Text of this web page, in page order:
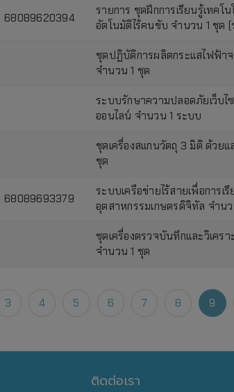
68089620394
รายการ ชุดฝึกการเรียนรู้เทคโ
อัตโนมัติไร้คนขับ จำนวน 1 ชุด (
ชุดปฏิบัติการผลิตกระแสไฟฟ้า
จำนวน 1 ชุด
ระบบรักษาความปลอดภัยเว็บไ
ออนไลน์ จำนวน 1 ระบบ
ชุดเครื่องสแกนวัตถุ 3 มิติ ด้วยแ
ชุด
68089693379
ระบบเครือข่ายไร้สายเพื่อการ
อุตสาหกรรมเกษตรดิจิทัล จำน
ชุดเครื่องตรวจบันทึกและวิเคร
จำนวน 1 ชุด
3 4 5 6 7 8 9
ติดต่อเรา